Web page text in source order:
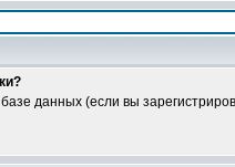
данных (если вы